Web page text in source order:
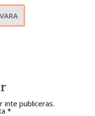
inte publiceras.
*